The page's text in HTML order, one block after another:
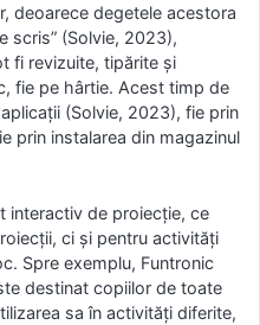
deoarece degetele acestora
scris” (Solvie, 2023),
fi revizuite, tipărite și
fie pe hârtie. Acest timp de
(Solvie, 2023), fie prin
prin instalarea din magazinul
interactiv de proiecție, ce
ci și pentru activități
Spre exemplu, Funtronic
destinat copiilor de toate
sa în activități diferite,